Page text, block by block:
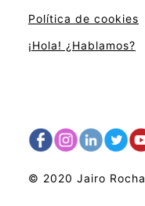
Política de cookies
¡Hola! ¿Hablamos?
© 2020 Jairo Rocha